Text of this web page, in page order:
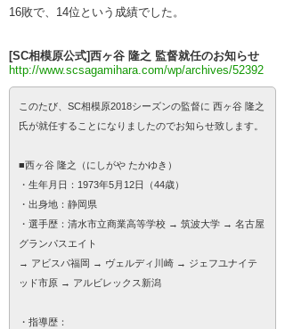
16敗で、14位という成績でした。
[SC相模原公式]西ヶ谷 隆之 監督就任のお知らせ
http://www.scsagamihara.com/wp/archives/52392
このたび、SC相模原2018シーズンの監督に 西ヶ谷 隆之
氏が就任することになりましたのでお知らせ致します。
■西ヶ谷 隆之（にしがや たかゆき）
・生年月日：1973年5月12日（44歳）
・出身地：静岡県
・選手歴：清水市立商業高等学校 → 筑波大学 → 名古屋
グランパスエイト
→ アビスパ福岡 → ヴェルディ川崎 → ジェフユナイテ
ッド市原 → アルビレックス新潟
・指導歴：